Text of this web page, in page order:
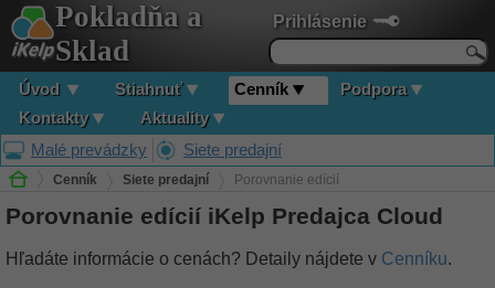
Prihlásenie
Pokladňa a
Sklad
Úvod Stiahnuť Cenník
Podpora
Kontakty
Aktuality
Malé prevádzky
Siete predajní
Cenník Siete predajní Porovnanie edícií
Porovnanie edícií iKelp Predajca Cloud
Hľadáte informácie o cenách? Detaily nájdete v Cenníku.